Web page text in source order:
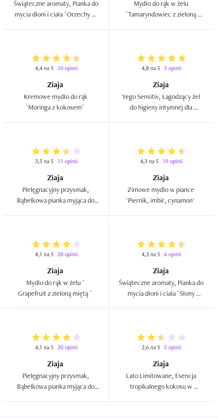
Świąteczne aromaty, Pianka do
mycia dłoni i ciała `Orzechy w
Mydło do rąk w żelu
`Tamaryndowiec z zieloną
4,4 na 5 10 opinii
Ziaja
Kremowe mydło do rąk
4,8 na 5 5 opinii
Ziaja
Yego Sensitiv, Łagodzący żel
do higieny intymnej dla
3,5 na 5 11 opinii
Ziaja
Pielęgnacyjny przysmak,
Bąbelkowa pianka myjąca do
4,3 na 5 19 opinii
Ziaja
Zimowe mydło w piance
4,1 na 5 20 opinii
Ziaja
Mydło do rąk w żelu `
4,3 na 5 6 opinii
Ziaja
Świąteczne aromaty, Pianka do
mycia dłoni i ciała `Słony
4,1 na 5 20 opinii
Ziaja
Pielęgnacyjny przysmak,
Bąbelkowa pianka myjąca do
2,6 na 5 5 opinii
Ziaja
Lato Limitowane, Esencja
tropikalnego kokosu w